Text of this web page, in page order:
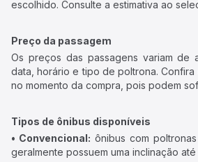
escolhido. Consulte a estimativa ao
Preço da passagem
Os preços das passagens variam de
data, horário e tipo de poltrona.
no momento da compra, pois podem
Tipos de ônibus disponíveis
• Convencional: ônibus com
geralmente possuem uma inclinação